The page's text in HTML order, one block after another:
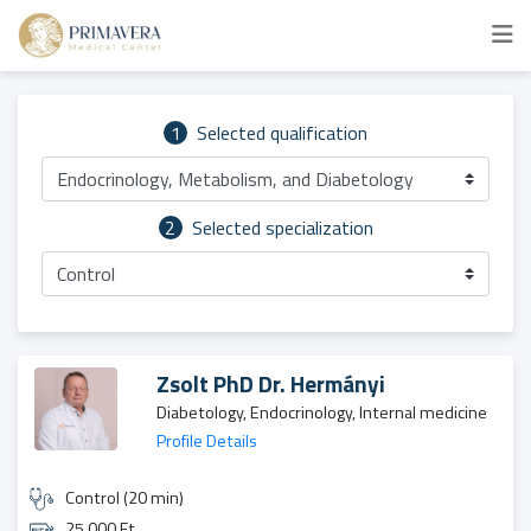
1 Selected qualification
Endocrinology, Metabolism, and Diabetology
2
Selected specialization
Control
Zsolt PhD Dr. Hermányi
Diabetology, Endocrinology, Internal medicine
Profile Details
Control (20 min)